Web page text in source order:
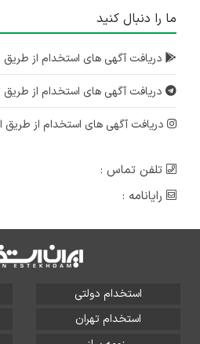
ما را دنبال کنید
دریافت آگهی های استخدام از طریق
دریافت آگهی های استخدام از طریق
دریافت آگهی های استخدام از طریق
تلفن تماس :
رایانامه :
استخدام دولتی
استخدام تهران